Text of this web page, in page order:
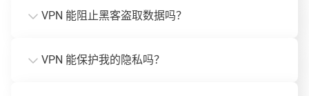
VPN 能阻止黑客盗取数据吗？
VPN 能保护我的隐私吗？